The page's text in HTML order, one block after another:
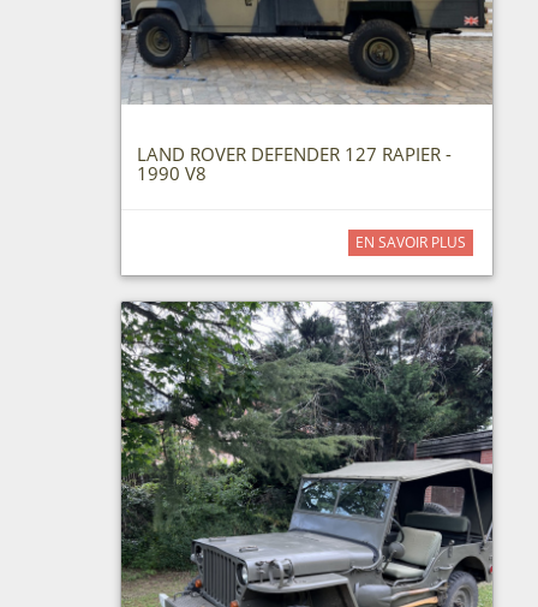
LAND ROVER DEFENDER 127 RAPIER -
1990 V8
EN SAVOIR PLUS